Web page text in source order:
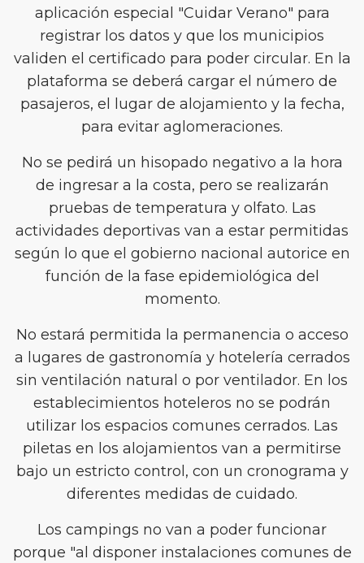
aplicación especial "Cuidar Verano" para
registrar los datos y que los municipios
validen el certificado para poder circular. En la
plataforma se deberá cargar el número de
pasajeros, el lugar de alojamiento y la fecha,
para evitar aglomeraciones.
No se pedirá un hisopado negativo a la hora
de ingresar a la costa, pero se realizarán
pruebas de temperatura y olfato. Las
actividades deportivas van a estar permitidas
según lo que el gobierno nacional autorice en
función de la fase epidemiológica del
momento.
No estará permitida la permanencia o acceso
a lugares de gastronomía y hotelería cerrados
sin ventilación natural o por ventilador. En los
establecimientos hoteleros no se podrán
utilizar los espacios comunes cerrados. Las
piletas en los alojamientos van a permitirse
bajo un estricto control, con un cronograma y
diferentes medidas de cuidado.
Los campings no van a poder funcionar
porque "al disponer instalaciones comunes de